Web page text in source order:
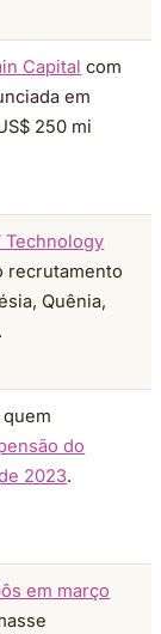
Capital com
em
250 mi
Technology
recrutamento
Quênia,
do
2023.
em março